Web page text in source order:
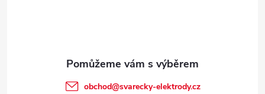
obchod@svarecky-elektrody.cz